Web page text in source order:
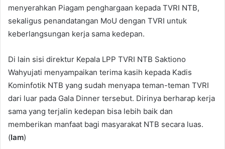
menyerahkan Piagam penghargaan kepada TVRI NTB,
sekaligus penandatangan MoU dengan TVRI untuk
keberlangsungan kerja sama kedepan.
Di lain sisi direktur Kepala LPP TVRI NTB Saktiono
Wahyujati menyampaikan terima kasih kepada Kadis
Kominfotik NTB yang sudah menyapa teman-teman TVRI
dari luar pada Gala Dinner tersebut. Dirinya berharap kerja
sama yang terjalin kedepan bisa lebih baik dan
memberikan manfaat bagi masyarakat NTB secara luas.
(Iam)